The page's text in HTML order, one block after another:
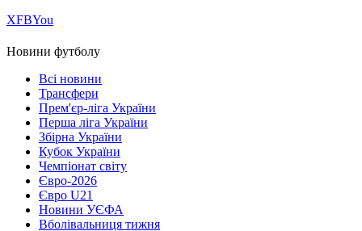
ХFBYou
Новини футболу
Всі новини
Трансфери
Прем'єр-ліга України
Перша ліга України
Збірна України
Кубок України
Чемпіонат світу
Євро-2026
Євро U21
Новини УЄФА
Вболівальниця тижня